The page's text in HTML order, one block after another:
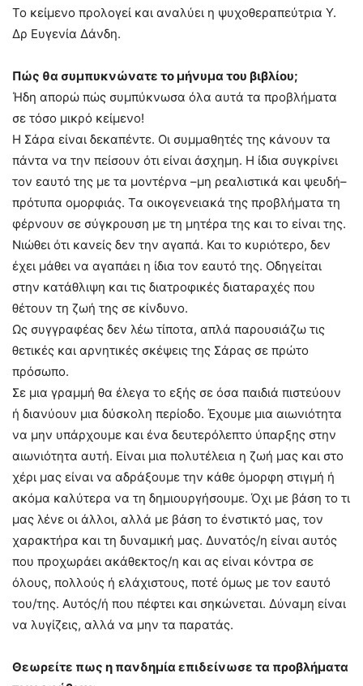
Το κείμενο προλογεί και αναλύει η ψυχοθεραπεύτρια Υ.
Δρ Ευγενία Δάνδη.
Πώς θα συμπυκνώνατε το μήνυμα του βιβλίου;
Ήδη απορώ πώς συμπύκνωσα όλα αυτά τα προβλήματα
σε τόσο μικρό κείμενο!
Η Σάρα είναι δεκαπέντε. Οι συμμαθητές της κάνουν τα
πάντα να την πείσουν ότι είναι άσχημη. Η ίδια συγκρίνει
τον εαυτό της με τα μοντέρνα –μη ρεαλιστικά και ψευδή–
πρότυπα ομορφιάς. Τα οικογενειακά της προβλήματα τη
φέρνουν σε σύγκρουση με τη μητέρα της και το είναι της.
Νιώθει ότι κανείς δεν την αγαπά. Και το κυριότερο, δεν
έχει μάθει να αγαπάει η ίδια τον εαυτό της. Οδηγείται
στην κατάθλιψη και τις διατροφικές διαταραχές που
θέτουν τη ζωή της σε κίνδυνο.
Ως συγγραφέας δεν λέω τίποτα, απλά παρουσιάζω τις
θετικές και αρνητικές σκέψεις της Σάρας σε πρώτο
πρόσωπο.
Σε μια γραμμή θα έλεγα το εξής σε όσα παιδιά πιστεύουν
ή διανύουν μια δύσκολη περίοδο. Έχουμε μια αιωνιότητα
να μην υπάρχουμε και ένα δευτερόλεπτο ύπαρξης στην
αιωνιότητα αυτή. Είναι μια πολυτέλεια η ζωή μας και στο
χέρι μας είναι να αδράξουμε την κάθε όμορφη στιγμή ή
ακόμα καλύτερα να τη δημιουργήσουμε. Όχι με βάση το τι
μας λένε οι άλλοι, αλλά με βάση το ένστικτό μας, τον
χαρακτήρα και τη δυναμική μας. Δυνατός/η είναι αυτός
που προχωράει ακάθεκτος/η και ας είναι κόντρα σε
όλους, πολλούς ή ελάχιστους, ποτέ όμως με τον εαυτό
του/της. Αυτός/ή που πέφτει και σηκώνεται. Δύναμη είναι
να λυγίζεις, αλλά να μην τα παρατάς.
Θεωρείτε πως η πανδημία επιδείνωσε τα προβλήματα